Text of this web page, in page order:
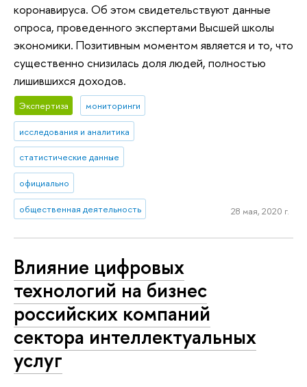
коронавируса. Об этом свидетельствуют данные
опроса, проведенного экспертами Высшей школы
экономики. Позитивным моментом является и то, что
существенно снизилась доля людей, полностью
лишившихся доходов.
Экспертиза мониторинги
исследования и аналитика
статистические данные
официально
общественная деятельность 28 мая, 2020 г.
Влияние цифровых
технологий на бизнес
российских компаний
сектора интеллектуальных
услуг